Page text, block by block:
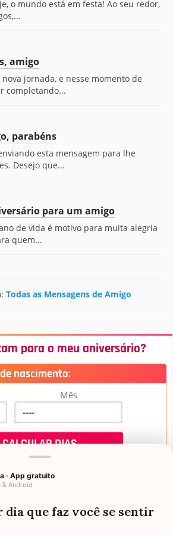
o mundo está em festa! Ao seu redor,
amigo
jornada, e nesse momento de
completando...
parabéns
esta mensagem para lhe
Desejo que...
para um amigo
de vida é motivo para muita alegria
quem...
Todas as Mensagens de Amigo
para o meu aniversário?
nascimento:
Mês
de Aniversário
· App gratuito
& Android
dia que faz você se sentir